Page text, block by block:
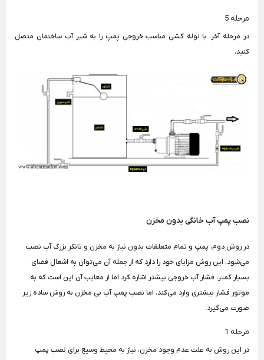
مرحله 5
در مرحله آخر، با لوله کشی مناسب خروجی پمپ را به شیر آب ساختمان متصل
کنید.
نصب پمپ آب خانگی بدون مخزن
در روش دوم، پمپ و تمام متعلقات بدون نیاز به مخزن و تانکر بزرگ آب نصب
می‌شود. این روش مزایای خود را دارد که از جمله آن می‌توان به اشغال فضای
بسیار کمتر، فشار آب خروجی بیشتر اشاره کرد اما از معایب آن این است که به
موتور فشار بیشتری وارد می‌کند. اما نصب پمپ آب بی مخزن به روش ساده زیر
صورت می‌گیرد.
مرحله 1
در این روش به علت عدم وجود مخزن، نیاز به محیط وسیع برای نصب پمپ